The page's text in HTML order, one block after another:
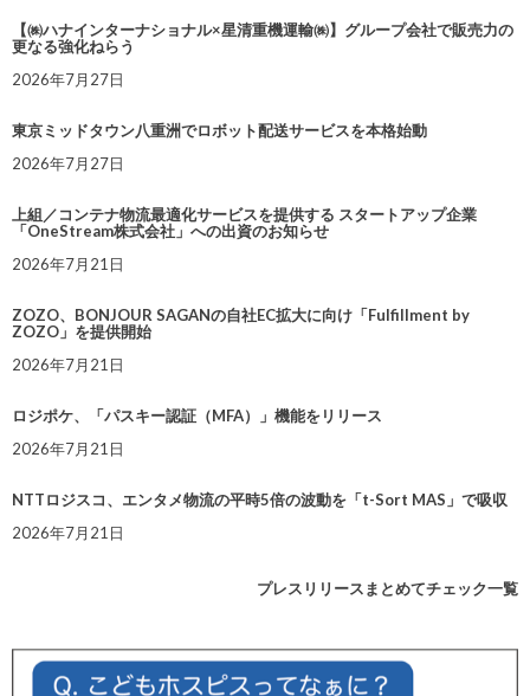
【㈱ハナインターナショナル×星清重機運輸㈱】グループ会社で販売力の
更なる強化ねらう
2026年7月27日
東京ミッドタウン八重洲でロボット配送サービスを本格始動
2026年7月27日
上組／コンテナ物流最適化サービスを提供する スタートアップ企業
「OneStream株式会社」への出資のお知らせ
2026年7月21日
ZOZO、BONJOUR SAGANの自社EC拡大に向け「Fulfillment by
ZOZO」を提供開始
2026年7月21日
ロジポケ、「パスキー認証（MFA）」機能をリリース
2026年7月21日
NTTロジスコ、エンタメ物流の平時5倍の波動を「t-Sort MAS」で吸収
2026年7月21日
プレスリリースまとめてチェック一覧